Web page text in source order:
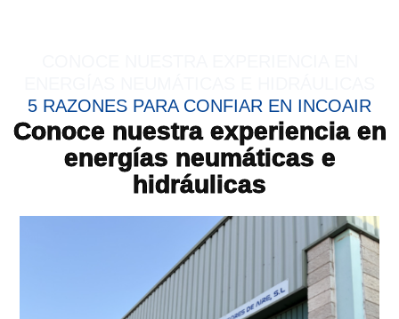
5 RAZONES PARA CONFIAR EN INCOAIR
Conoce nuestra experiencia en
energías neumáticas e
hidráulicas